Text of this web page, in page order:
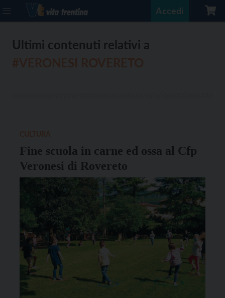
Accedi
Ultimi contenuti relativi a
Fine scuola in carne ed ossa al Cfp
Veronesi di Rovereto